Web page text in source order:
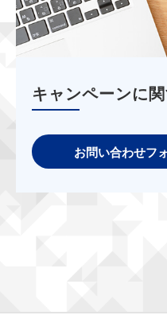
キャンペーンに
お問い合わせフ